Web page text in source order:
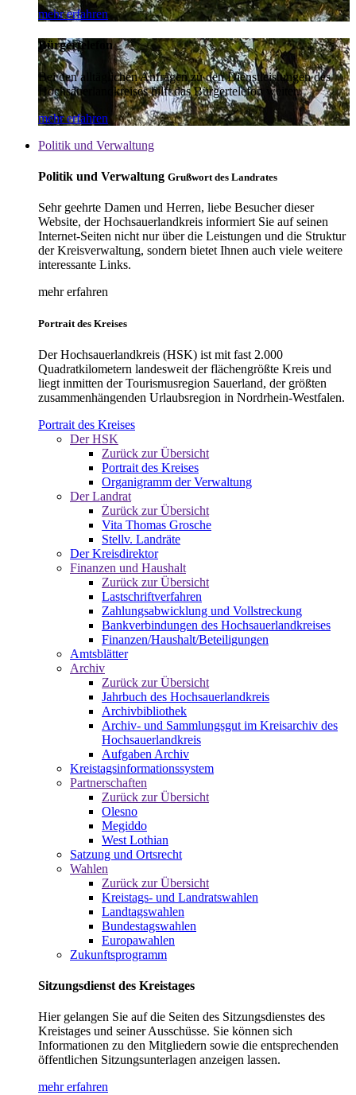
mehr erfahren
Bürgertelefon
Bei den alltäglichen Anfragen zu den Dienstleistungen des
Hochsauerlandkreises hilft das Bürgertelefon weiter.
mehr erfahren
Politik und Verwaltung
Politik und Verwaltung Grußwort des Landrates
Sehr geehrte Damen und Herren, liebe Besucher dieser
Website, der Hochsauerlandkreis informiert Sie auf seinen
Internet-Seiten nicht nur über die Leistungen und die Struktur
der Kreisverwaltung, sondern bietet Ihnen auch viele weitere
interessante Links.
mehr erfahren
Portrait des Kreises
Der Hochsauerlandkreis (HSK) ist mit fast 2.000
Quadratkilometern landesweit der flächengrößte Kreis und
liegt inmitten der Tourismusregion Sauerland, der größten
zusammenhängenden Urlaubsregion in Nordrhein-Westfalen.
Portrait des Kreises
Der HSK
Zurück zur Übersicht
Portrait des Kreises
Organigramm der Verwaltung
Der Landrat
Zurück zur Übersicht
Vita Thomas Grosche
Stellv. Landräte
Der Kreisdirektor
Finanzen und Haushalt
Zurück zur Übersicht
Lastschriftverfahren
Zahlungsabwicklung und Vollstreckung
Bankverbindungen des Hochsauerlandkreises
Finanzen/Haushalt/Beteiligungen
Amtsblätter
Archiv
Zurück zur Übersicht
Jahrbuch des Hochsauerlandkreis
Archivbibliothek
Archiv- und Sammlungsgut im Kreisarchiv des
Hochsauerlandkreis
Aufgaben Archiv
Kreistagsinformationssystem
Partnerschaften
Zurück zur Übersicht
Olesno
Megiddo
West Lothian
Satzung und Ortsrecht
Wahlen
Zurück zur Übersicht
Kreistags- und Landratswahlen
Landtagswahlen
Bundestagswahlen
Europawahlen
Zukunftsprogramm
Sitzungsdienst des Kreistages
Hier gelangen Sie auf die Seiten des Sitzungsdienstes des
Kreistages und seiner Ausschüsse. Sie können sich
Informationen zu den Mitgliedern sowie die entsprechenden
öffentlichen Sitzungsunterlagen anzeigen lassen.
mehr erfahren